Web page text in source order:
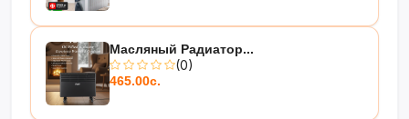
Масляный Радиатор...
(0)
465.00с.